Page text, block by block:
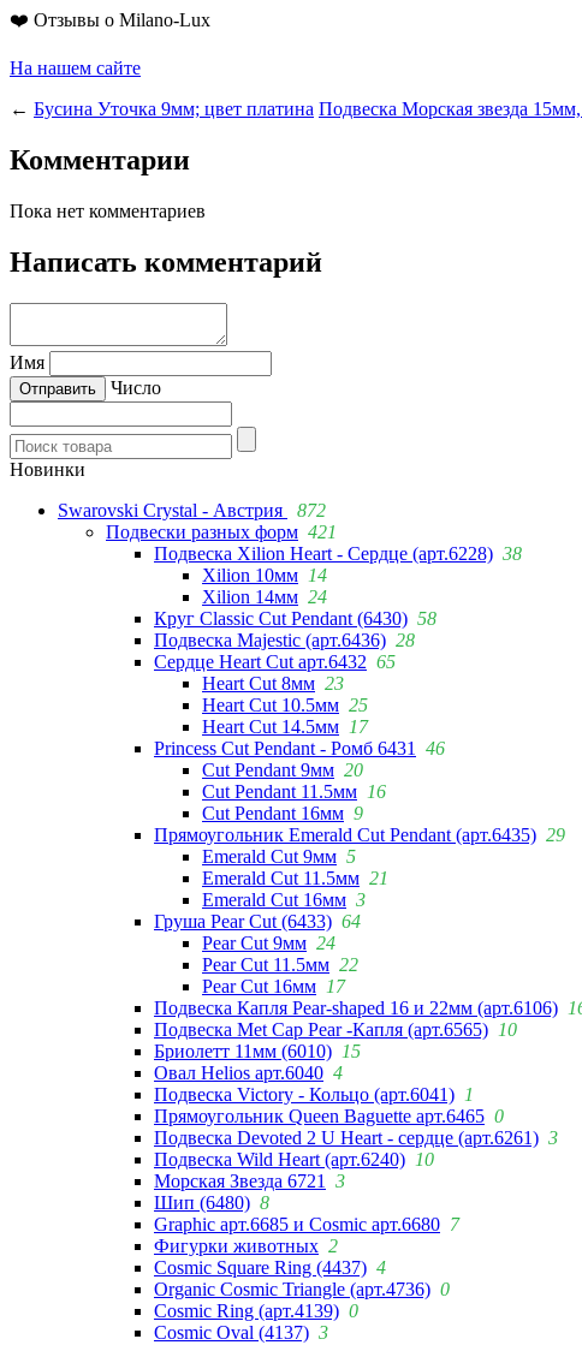
❤️ Отзывы о Milano-Lux
На нашем сайте
← Бусина Уточка 9мм; цвет платина Подвеска Морская звезда
Комментарии
Пока нет комментариев
Написать комментарий
Имя
Число
Новинки
Swarovski Crystal - Австрия
872
Подвески разных форм 421
Подвеска Xilion Heart - Сердце (арт.6228) 38
Xilion 10мм 14
Xilion 14мм 24
Круг Classic Cut Pendant (6430) 58
Подвеска Majestic (арт.6436) 28
Сердце Heart Cut арт.6432 65
Heart Cut 8мм 23
Heart Cut 10.5мм 25
Heart Cut 14.5мм 17
Princess Cut Pendant - Ромб 6431
46
Cut Pendant 9мм 20
Cut Pendant 11.5мм 16
Cut Pendant 16мм 9
Прямоугольник Emerald Cut Pendant (арт.6435) 29
Emerald Cut 9мм 5
Emerald Cut 11.5мм 21
Emerald Cut 16мм 3
Груша Pear Cut (6433) 64
Pear Cut 9мм 24
Pear Cut 11.5мм 22
Pear Cut 16мм 17
Подвеска Капля Pear-shaped 16 и 22мм (арт.6106)
Подвеска Met Cap Pear -Капля (арт.6565) 10
Бриолетт 11мм (6010) 15
Овал Helios арт.6040 4
Подвеска Victory - Кольцо (арт.6041) 1
Прямоугольник Queen Baguette арт.6465 0
Подвеска Devoted 2 U Heart - сердце (арт.6261) 3
Подвеска Wild Heart (арт.6240) 10
Морская Звезда 6721
3
Шип (6480) 8
Graphic арт.6685 и Cosmic арт.6680 7
Фигурки животных 2
Cosmic Square Ring (4437) 4
Organic Cosmic Triangle (арт.4736) 0
Cosmic Ring (арт.4139) 0
Cosmic Oval (4137) 3